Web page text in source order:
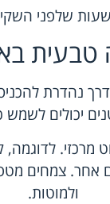
שלפני
טבעית
נהדרת
יכולים לשמש
לדוגמה,
אחר. צמחים
ולמוטות.